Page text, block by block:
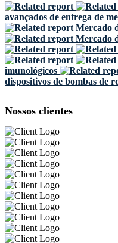
avançados de entrega de
Mercado
Mercado
imunológicos
dispositivos de bombas de
Nossos clientes